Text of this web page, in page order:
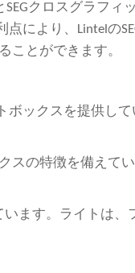
クロスグラフィ
により、Lintelの
ことができます。
ックスを提供し
の特徴を備えて
ます。ライトは